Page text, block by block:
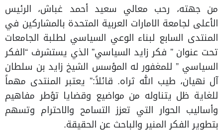
من جهته، رحب معالي سعيد أحمد غباش، الرئيس
الأعلى لجامعة الامارات العربية المتحدة بالمشاركين في
المنتدى السابع لبناء الوعي السياسي لطلبة الجامعات
تحت عنوان ” فكر زايد السياسي” الذي يستشرف “الفكر
السياسي ” للمغفور له المؤسس الشيخ زايد بن سلطان
آل نهيان، طيب الله ثراه. قائلاً:” يعتبر المنتدى مهماً
للغاية ظل يتناوله من مواضيع وقضايا تؤطر مفاهيم
وأساليب الحوار التي تعزز التسامح والاحترام وتسهم
بتطوير الفكر المنير والباحث عن الحقيقة.